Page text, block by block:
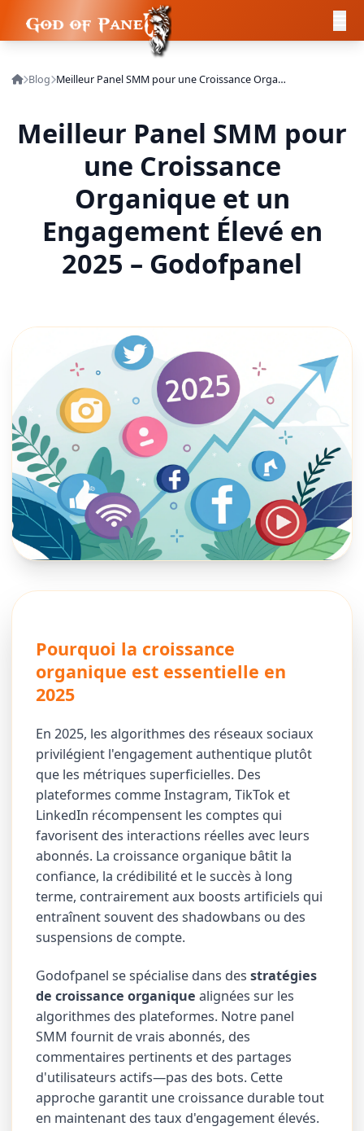
Blog Meilleur Panel SMM pour une Croissance Organique et un Engagement Élevé en 2025 – Godofpanel
Meilleur Panel SMM pour
une Croissance
Organique et un
Engagement Élevé en
2025 – Godofpanel
Pourquoi la croissance
organique est essentielle en
2025
En 2025, les algorithmes des réseaux sociaux
privilégient l'engagement authentique plutôt
que les métriques superficielles. Des
plateformes comme Instagram, TikTok et
LinkedIn récompensent les comptes qui
favorisent des interactions réelles avec leurs
abonnés. La croissance organique bâtit la
confiance, la crédibilité et le succès à long
terme, contrairement aux boosts artificiels qui
entraînent souvent des shadowbans ou des
suspensions de compte.
Godofpanel se spécialise dans desstratégies
de croissance organique alignées sur les
algorithmes des plateformes. Notre panel
SMM fournit de vrais abonnés, des
commentaires pertinents et des partages
d'utilisateurs actifs—pas des bots. Cette
approche garantit une croissance durable tout
en maintenant des taux d'engagement élevés.